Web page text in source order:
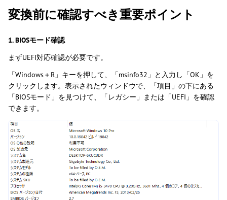
変換前に確認すべき重要ポイント
1. BIOSモード確認
まずUEFI対応確認が必要です。
「Windows＋R」キーを押して、「msinfo32」と入力し「OK」を
クリックします。表示されたウィンドウで、「項目」の下にある
「BIOSモード」を見つけて、「レガシー」または「UEFI」を確認
できます。